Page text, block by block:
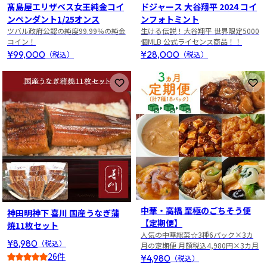
髙島屋エリザベス女王純金コイ
ンペンダント1/25オンス
ツバル政府公認の純度99.99％の純金
コイン！
¥99,000 （税込）
ドジャース 大谷翔平 2024 コイ
ンフォトミント
生ける伝説！大谷翔平 世界限定5000
個MLB 公式ライセンス商品！！
¥28,000 （税込）
お気に入りに登録
神田明神下 喜川 国産うなぎ蒲
焼11枚セット
¥8,980 （税込）
26件
お
中華・高橋 至極のごちそう便
【定期便】
人気の中華総菜☆3種6パック×3カ
月の定期便 月額税込4,980円×3カ月
¥4,980 （税込）